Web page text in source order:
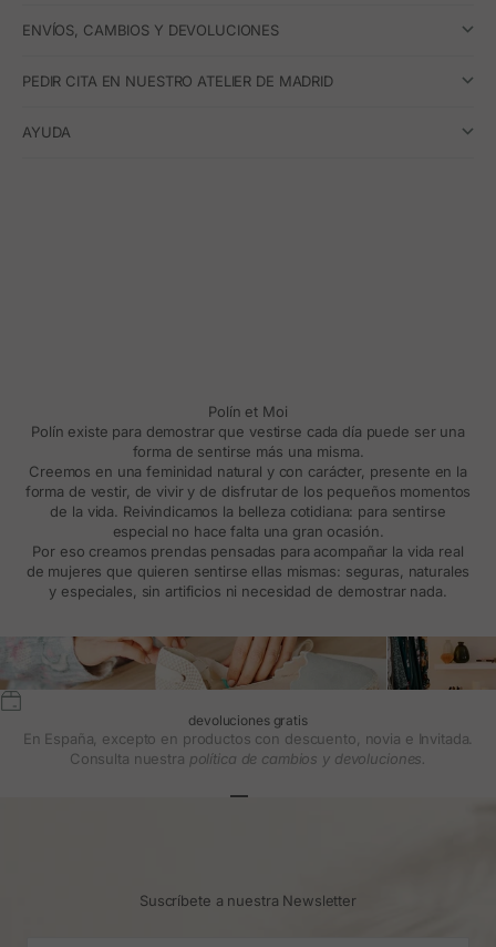
ENVÍOS, CAMBIOS Y DEVOLUCIONES
PEDIR CITA EN NUESTRO ATELIER DE MADRID
AYUDA
Polín et Moi
Polín existe para demostrar que vestirse cada día puede ser una
forma de sentirse más una misma.
Creemos en una feminidad natural y con carácter, presente en la
forma de vestir, de vivir y de disfrutar de los pequeños momentos
de la vida. Reivindicamos la belleza cotidiana: para sentirse
especial no hace falta una gran ocasión.
Por eso creamos prendas pensadas para acompañar la vida real
de mujeres que quieren sentirse ellas mismas: seguras, naturales
y especiales, sin artificios ni necesidad de demostrar nada.
devoluciones gratis
En España, excepto en productos con descuento, novia e Invitada.
Consulta nuestra política de cambios y devoluciones.
Suscríbete a nuestra Newsletter